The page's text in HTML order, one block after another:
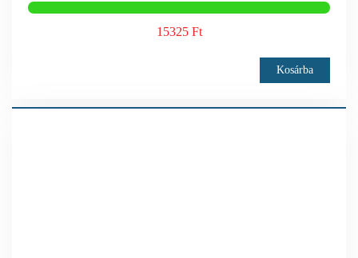
15325 Ft
Kosárba